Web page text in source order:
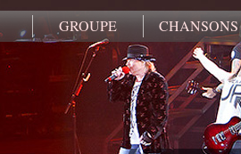
GROUPE CHANSONS